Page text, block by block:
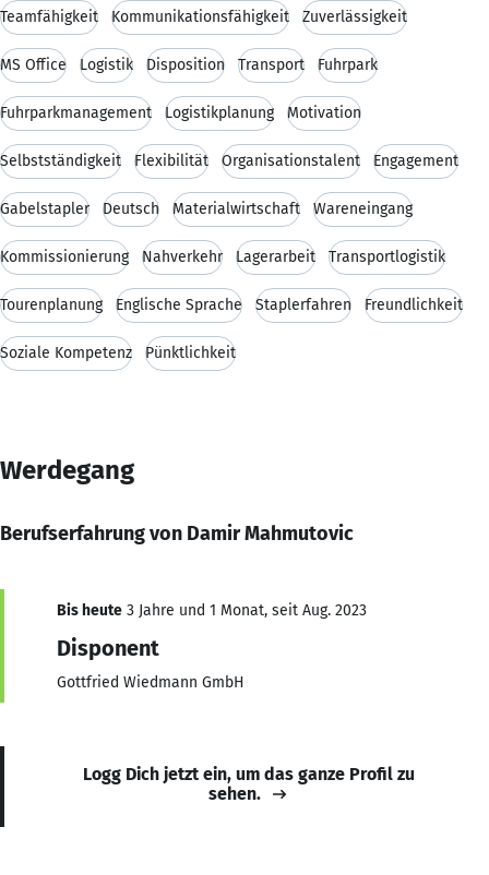
Teamfähigkeit Kommunikationsfähigkeit Zuverlässigkeit
MS Office Logistik Disposition Transport Fuhrpark
Fuhrparkmanagement Logistikplanung Motivation
Selbstständigkeit Flexibilität Organisationstalent Engagement
Gabelstapler Deutsch Materialwirtschaft Wareneingang
Kommissionierung Nahverkehr Lagerarbeit Transportlogistik
Tourenplanung Englische Sprache Staplerfahren Freundlichkeit
Soziale Kompetenz Pünktlichkeit
Werdegang
Berufserfahrung von Damir Mahmutovic
Bis heute 3 Jahre und 1 Monat, seit Aug. 2023
Disponent
Gottfried Wiedmann GmbH
Logg Dich jetzt ein, um das ganze Profil zu
sehen.